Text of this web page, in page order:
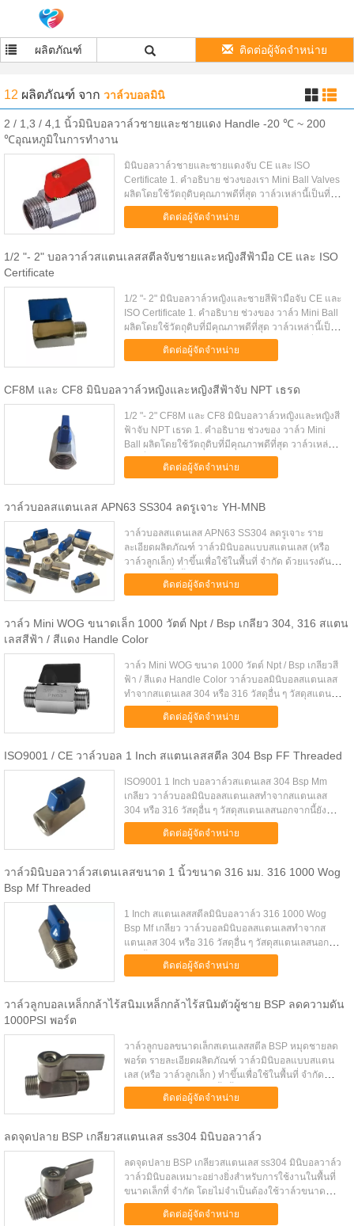
ผลิตภัณฑ์ ติดต่อผู้จัดจำหน่าย
12 ผลิตภัณฑ์ จาก วาล์วบอลมินิ
2 / 1,3 / 4,1 นิ้วมินิบอลวาล์วชายและชายแดง Handle -20 ℃ ~ 200
℃อุณหภูมิในการทำงาน
มินิบอลวาล์วชายและชายแดงจับ CE และ ISO
Certificate 1. คำอธิบาย ช่วงของเรา Mini Ball Valves
ผลิตโดยใช้วัตถุดิบคุณภาพดีที่สุด วาล์วเหล่านี้เป็นที่
รู้จักสำหรับความยืดหยุ่นความทนทานประสิทธิภาพ
คงที่และความทนทาน วาล์...
ติดต่อผู้จัดจำหน่าย
1/2 "- 2" บอลวาล์วสแตนเลสสตีลจับชายและหญิงสีฟ้ามือ CE และ ISO
Certificate
1/2 "- 2" มินิบอลวาล์วหญิงและชายสีฟ้ามือจับ CE และ
ISO Certificate 1. คำอธิบาย ช่วงของ วาล์ว Mini Ball
ผลิตโดยใช้วัตถุดิบที่มีคุณภาพดีที่สุด วาล์วเหล่านี้เป็นที่
รู้จักสำหรับความทนทานของพวกเขาอย่างต่อเนื่องประ
ติดต่อผู้จัดจำหน่าย
CF8M และ CF8 มินิบอลวาล์วหญิงและหญิงสีฟ้าจับ NPT เธรด
1/2 "- 2" CF8M และ CF8 มินิบอลวาล์วหญิงและหญิงสี
ฟ้าจับ NPT เธรด 1. คำอธิบาย ช่วงของ วาล์ว Mini
Ball ผลิตโดยใช้วัตถุดิบที่มีคุณภาพดีที่สุด วาล์วเหล่านี้
เป็นที่รู้จักสำหรับความทนทานของพวกเขาอย่างต่อ
เนื่องประสิทธิ...ติดต่อผู้จัดจำหน่าย
วาล์วบอลสแตนเลส APN63 SS304 ลดรูเจาะ YH-MNB
วาล์วบอลสแตนเลส APN63 SS304 ลดรูเจาะ ราย
ละเอียดผลิตภัณฑ์ วาล์วมินิบอลแบบสแตนเลส (หรือ
วาล์วลูกเล็ก) ทำขึ้นเพื่อใช้ในพื้นที่ จำกัด ด้วยแรงดัน
1000 psi (น้ำน้ำมันหรือแก๊ส) และทำจากเอสเอส 304
วาล์วนี้จะทำให้ส่วนที่...
ติดต่อผู้จัดจำหน่าย
วาล์ว Mini WOG ขนาดเล็ก 1000 วัตต์ Npt / Bsp เกลียว 304, 316 สแตน
เลสสีฟ้า / สีแดง Handle Color
วาล์ว Mini WOG ขนาด 1000 วัตต์ Npt / Bsp เกลียวสี
ฟ้า / สีแดง Handle Color วาล์วบอลมินิบอลสแตนเลส
ทำจากสแตนเลส 304 หรือ 316 วัสดุอื่น ๆ วัสดุสแตนเล
สนอกจากนี้ยังมี คุณลักษณะและ fuction ดีกว่าทอง
เหลืองหรือผลิตภัณฑ์...
ติดต่อผู้จัดจำหน่าย
ISO9001 / CE วาล์วบอล 1 Inch สแตนเลสสตีล 304 Bsp FF Threaded
ISO9001 1 Inch บอลวาล์วสแตนเลส 304 Bsp Mm
เกลียว วาล์วบอลมินิบอลสแตนเลสทำจากสแตนเลส
304 หรือ 316 วัสดุอื่น ๆ วัสดุสแตนเลสนอกจากนี้ยังมี
คุณลักษณะและ fuction ดีกว่าทองเหลืองหรือผลิตภัณฑ์
เหล็กกล้าคาร์บอน สามารถปร...
ติดต่อผู้จัดจำหน่าย
วาล์วมินิบอลวาล์วสเตนเลสขนาด 1 นิ้วขนาด 316 มม. 316 1000 Wog
Bsp Mf Threaded
1 Inch สแตนเลสสตีลมินิบอลวาล์ว 316 1000 Wog
Bsp Mf เกลียว วาล์วบอลมินิบอลสแตนเลสทำจากส
แตนเลส 304 หรือ 316 วัสดุอื่น ๆ วัสดุสแตนเลสนอก
จากนี้ยังมี คุณลักษณะและ fuction ดีกว่าทองเหลืองหรือ
ผลิตภัณฑ์เหล็กกล้าคาร์บอน ...
ติดต่อผู้จัดจำหน่าย
วาล์วลูกบอลเหล็กกล้าไร้สนิมเหล็กกล้าไร้สนิมตัวผู้ชาย BSP ลดความดัน
1000PSI พอร์ต
วาล์วลูกบอลขนาดเล็กสเตนเลสสตีล BSP หมุดชายลด
พอร์ต รายละเอียดผลิตภัณฑ์ วาล์วมินิบอลแบบสแตน
เลส (หรือ วาล์วลูกเล็ก ) ทำขึ้นเพื่อใช้ในพื้นที่ จำกัด
ด้วยแรงดัน 1000 psi (น้ำน้ำมันหรือแก๊ส) และทำจาก
เอสเอส 304 และเอสเ...
ติดต่อผู้จัดจำหน่าย
ลดจุดปลาย BSP เกลียวสแตนเลส ss304 มินิบอลวาล์ว
ลดจุดปลาย BSP เกลียวสแตนเลส ss304 มินิบอลวาล์ว
วาล์วมินิบอลเหมาะอย่างยิ่งสำหรับการใช้งานในพื้นที่
ขนาดเล็กที่ จำกัด โดยไม่จำเป็นต้องใช้วาล์วขนาด
ใหญ่ เหมาะสำหรับการใช้งานในที่อยู่อาศัยและเบาใน
ระบบน้ำร้อนและเย็นภา...
ติดต่อผู้จัดจำหน่าย